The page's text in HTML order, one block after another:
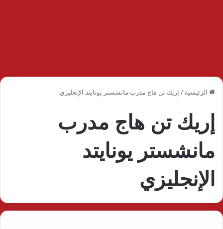
الرئيسية / إريك تن هاج مدرب مانشستر يونايتد الإنجليزي
إريك تن هاج مدرب
مانشستر يونايتد
الإنجليزي